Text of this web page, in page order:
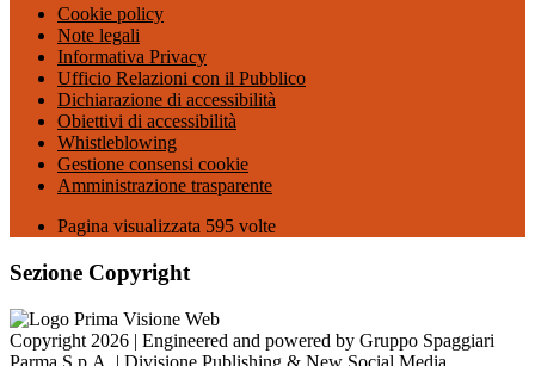
Cookie policy
Note legali
Informativa Privacy
Ufficio Relazioni con il Pubblico
Dichiarazione di accessibilità
Obiettivi di accessibilità
Whistleblowing
Gestione consensi cookie
Amministrazione trasparente
Pagina visualizzata 595 volte
Sezione Copyright
Copyright 2026 | Engineered and powered by Gruppo Spaggiari
Parma S.p.A. | Divisione Publishing & New Social Media